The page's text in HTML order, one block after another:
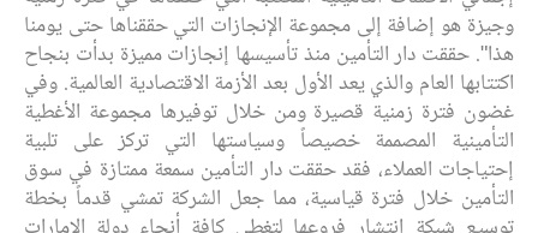
وجيزة هو إضافة إلى مجموعة الإنجازات التي حققناها حتى يومنا
هذا". حققت دار التأمين منذ تأسيسها إنجازات مميزة بدأت بنجاح
اكتتابها العام والذي يعد الأول بعد الأزمة الاقتصادية العالمية. وفي
غضون فترة زمنية قصيرة ومن خلال توفيرها مجموعة الأغطية
التأمينية المصممة خصيصاً وسياستها التي تركز على تلبية
إحتياجات العملاء، فقد حققت دار التأمين سمعة ممتازة في سوق
التأمين خلال فترة قياسية، مما جعل الشركة تمشي قدماً بخطة